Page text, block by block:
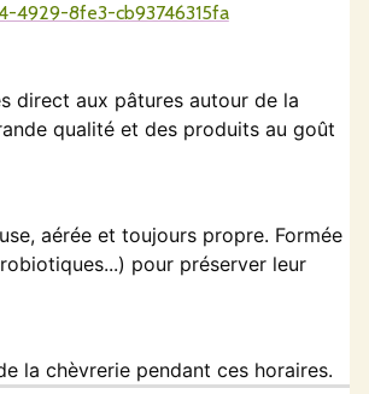
4929-8fe3-cb93746315fa
direct aux pâtures autour de la
qualité et des produits au goût
aérée et toujours propre. Formée
pour préserver leur
la chèvrerie pendant ces horaires.